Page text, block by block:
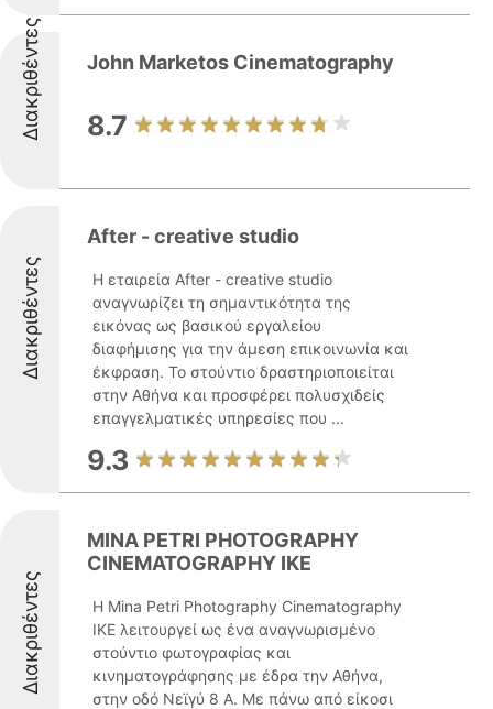
Διακριθέντες John Marketos Cinematography
8.7
Διακριθέντες
After - creative studio
Η εταιρεία After - creative studio
αναγνωρίζει τη σημαντικότητα της
εικόνας ως βασικού εργαλείου
διαφήμισης για την άμεση επικοινωνία και
έκφραση. Το στούντιο δραστηριοποιείται
στην Αθήνα και προσφέρει πολυσχιδείς
επαγγελματικές υπηρεσίες που ...
9.3
Διακριθέντες
MINA PETRI PHOTOGRAPHY
CINEMATOGRAPHY IKE
Η Mina Petri Photography Cinematography
IKE λειτουργεί ως ένα αναγνωρισμένο
στούντιο φωτογραφίας και
κινηματογράφησης με έδρα την Αθήνα,
στην οδό Νεϊγύ 8 Α. Με πάνω από είκοσι